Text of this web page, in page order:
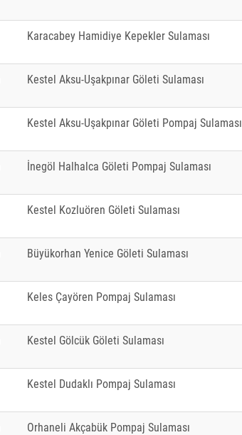
Karacabey Hamidiye Kepekler Sulaması
Kestel Aksu-Uşakpınar Göleti Sulaması
Kestel Aksu-Uşakpınar Göleti Pompaj Sulaması
İnegöl Halhalca Göleti Pompaj Sulaması
Kestel Kozluören Göleti Sulaması
Büyükorhan Yenice Göleti Sulaması
Keles Çayören Pompaj Sulaması
Kestel Gölcük Göleti Sulaması
Kestel Dudaklı Pompaj Sulaması
Orhaneli Akçabük Pompaj Sulaması